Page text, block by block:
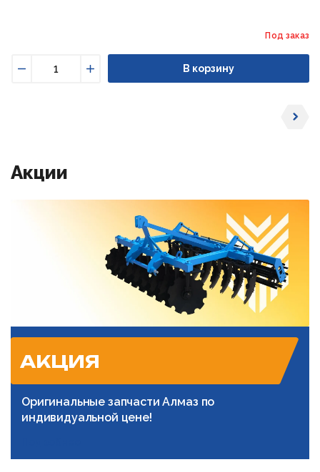
Под заказ
Увеличить
В корзину
Акции
АКЦИЯ
Оригинальные запчасти Алмаз по
индивидуальной цене!